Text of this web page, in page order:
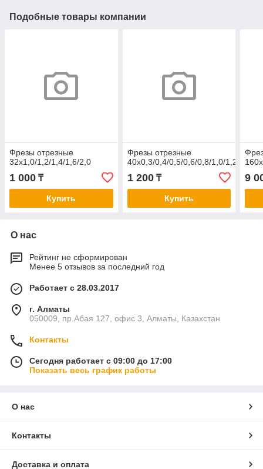
Подобные товары компании
Фрезы отрезные
32х1,0/1,2/1,4/1,6/2,0
1 000 ₸
Купить
Фрезы отрезные
40х0,3/0,4/0,5/0,6/0,8/1,0/1,2
1 200₸
Купить
9
О нас
Рейтинг не сформирован
Менее 5 отзывов за последний год
Работает с 28.03.2017
г. Алматы
050009, пр.Абая 127, офис 3, Алматы, Казахстан
Контакты
Сегодня работает с 09:00 до 17:00
Показать весь график работы
О нас
Контакты
Доставка и оплата